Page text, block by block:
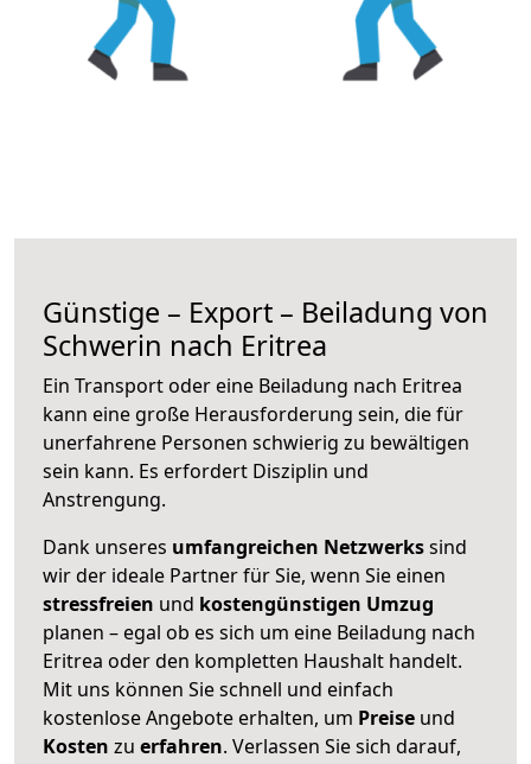
Günstige – Export – Beiladung von
Schwerin nach Eritrea
Ein Transport oder eine Beiladung nach Eritrea
kann eine große Herausforderung sein, die für
unerfahrene Personen schwierig zu bewältigen
sein kann. Es erfordert Disziplin und
Anstrengung.
Dank unseres umfangreichen Netzwerkssind
wir der ideale Partner für Sie, wenn Sie einen
stressfreien und kostengünstigen Umzug
planen – egal ob es sich um eine Beiladung nach
Eritrea oder den kompletten Haushalt handelt.
Mit uns können Sie schnell und einfach
kostenlose Angebote erhalten, um Preise und
Kosten zu erfahren. Verlassen Sie sich darauf,